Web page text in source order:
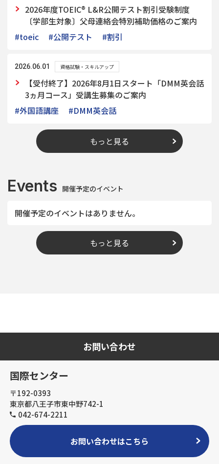
2026年度TOEIC® L&R公開テスト割引受験制度
〔学部生対象〕父母連絡会特別補助価格のご案内
#toeic
#公開テスト #割引
2026.06.01 資格試験・スキルアップ
【受付終了】2026年8月1日スタート「DMM英会話
3ヵ月コース」受講生募集のご案内
#外国語講座
#DMM英会話
もっと見る
Events 開催予定のイベント
開催予定のイベントはありません。
もっと見る
お問い合わせ
国際センター
〒192-0393
東京都八王子市東中野742-1
042-674-2211
お問い合わせはこちら